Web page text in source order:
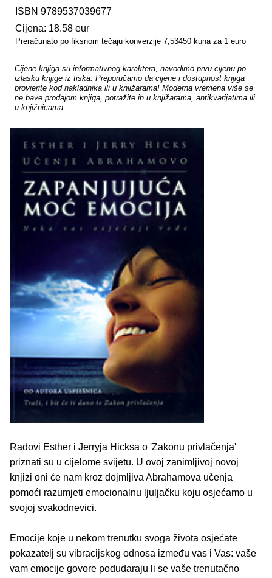
ISBN 9789537039677
Cijena: 18.58 eur
Preračunato po fiksnom tečaju konverzije 7,53450 kuna za 1 euro
Cijene knjiga su informativnog karaktera, navodimo prvu cijenu po
izlasku knjige iz tiska. Preporučamo da cijene i dostupnost knjiga
provjerite kod nakladnika ili u knjižarama! Moderna vremena više se
ne bave prodajom knjiga, potražite ih u knjižarama, antikvarijatima ili
u knjižnicama.
Radovi Esther i Jerryja Hicksa o 'Zakonu privlačenja'
priznati su u cijelome svijetu. U ovoj zanimljivoj novoj
knjizi oni će nam kroz dojmljiva Abrahamova učenja
pomoći razumjeti emocionalnu ljuljačku koju osjećamo u
svojoj svakodnevici.
Emocije koje u nekom trenutku svoga života osjećate
pokazatelj su vibracijskog odnosa između vas i Vas: vaše
vam emocije govore podudaraju li se vaše trenutačno